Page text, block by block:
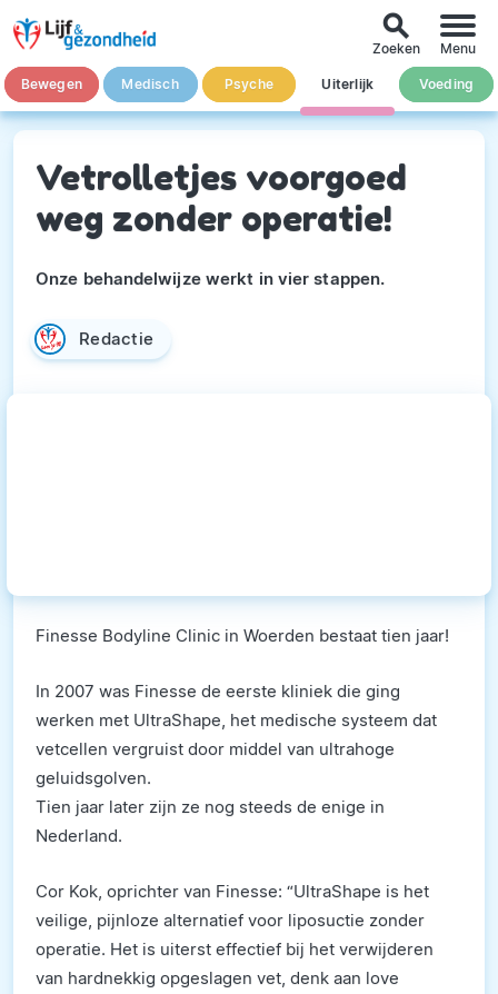
Bewegen Medisch Psyche Uiterlijk Voeding
search
Zoeken Menu
Vetrolletjes voorgoed
weg zonder operatie!
Onze behandelwijze werkt in vier stappen.
Redactie
Finesse Bodyline Clinic in Woerden bestaat tien jaar!
In 2007 was Finesse de eerste kliniek die ging
werken met UltraShape, het medische systeem dat
vetcellen vergruist door middel van ultrahoge
geluidsgolven.
Tien jaar later zijn ze nog steeds de enige in
Nederland.
Cor Kok, oprichter van Finesse: “UltraShape is het
veilige, pijnloze alternatief voor liposuctie zonder
operatie. Het is uiterst effectief bij het verwijderen
van hardnekkig opgeslagen vet, denk aan love